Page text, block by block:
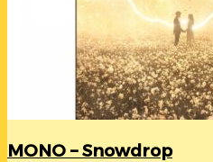
MONO – Snowdrop